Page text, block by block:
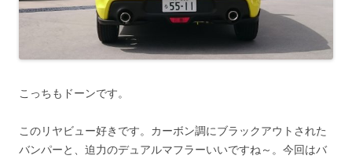
こっちもドーンです。
このリヤビュー好きです。カーボン調にブラックアウトされた
バンパーと、迫力のデュアルマフラーいいですね～。今回はバ